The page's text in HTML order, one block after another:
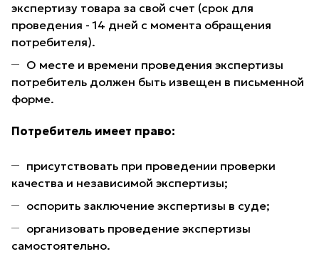
экспертизу товара за свой счет (срок для
проведения - 14 дней с момента обращения
потребителя).
О месте и времени проведения экспертизы
потребитель должен быть извещен в письменной
форме.
Потребитель имеет право:
присутствовать при проведении проверки
качества и независимой экспертизы;
оспорить заключение экспертизы в суде;
организовать проведение экспертизы
самостоятельно.